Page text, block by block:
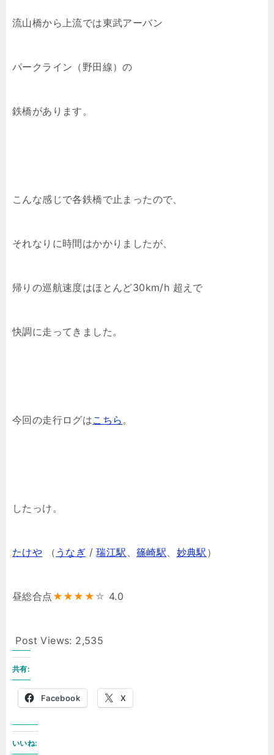
流山橋から上流では東武アーバン
パークライン（野田線）の
鉄橋があります。
こんな感じで各鉄橋で止まったので、
それなりに時間はかかりましたが、
帰りの巡航速度はほとんど30km/h 超えで
快調に走ってきました。
今回の走行ログはこちら。
したっけ。
たけや （ うなぎ /瑞江駅 、篠崎駅、 妙典駅 ）
昼総合点 ★★★★ ☆ 4.0
Post Views: 2,535
共有:
Facebook X
いいね: